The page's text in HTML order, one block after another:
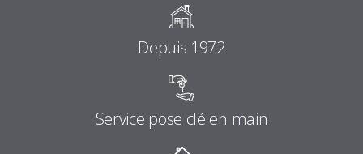
Depuis 1972
Service pose clé en main